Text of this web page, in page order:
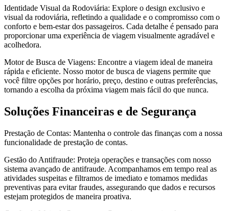
Identidade Visual da Rodoviária: Explore o design exclusivo e
visual da rodoviária, refletindo a qualidade e o compromisso com o
conforto e bem-estar dos passageiros. Cada detalhe é pensado para
proporcionar uma experiência de viagem visualmente agradável e
acolhedora.
Motor de Busca de Viagens: Encontre a viagem ideal de maneira
rápida e eficiente. Nosso motor de busca de viagens permite que
você filtre opções por horário, preço, destino e outras preferências,
tornando a escolha da próxima viagem mais fácil do que nunca.
Soluções Financeiras e de Segurança
Prestação de Contas: Mantenha o controle das finanças com a nossa
funcionalidade de prestação de contas.
Gestão do Antifraude: Proteja operações e transações com nosso
sistema avançado de antifraude. Acompanhamos em tempo real as
atividades suspeitas e filtramos de imediato e tomamos medidas
preventivas para evitar fraudes, assegurando que dados e recursos
estejam protegidos de maneira proativa.